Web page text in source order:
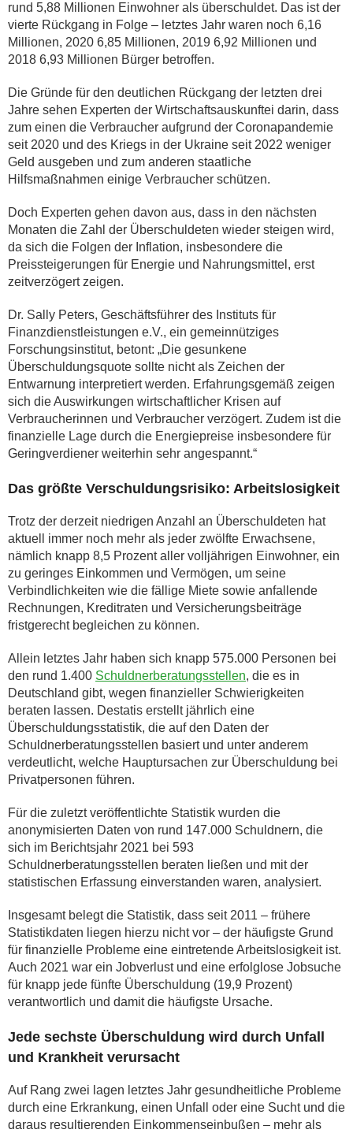
rund 5,88 Millionen Einwohner als überschuldet. Das ist der
vierte Rückgang in Folge – letztes Jahr waren noch 6,16
Millionen, 2020 6,85 Millionen, 2019 6,92 Millionen und
2018 6,93 Millionen Bürger betroffen.
Die Gründe für den deutlichen Rückgang der letzten drei
Jahre sehen Experten der Wirtschaftsauskunftei darin, dass
zum einen die Verbraucher aufgrund der Coronapandemie
seit 2020 und des Kriegs in der Ukraine seit 2022 weniger
Geld ausgeben und zum anderen staatliche
Hilfsmaßnahmen einige Verbraucher schützen.
Doch Experten gehen davon aus, dass in den nächsten
Monaten die Zahl der Überschuldeten wieder steigen wird,
da sich die Folgen der Inflation, insbesondere die
Preissteigerungen für Energie und Nahrungsmittel, erst
zeitverzögert zeigen.
Dr. Sally Peters, Geschäftsführer des Instituts für
Finanzdienstleistungen e.V., ein gemeinnütziges
Forschungsinstitut, betont: „Die gesunkene
Überschuldungsquote sollte nicht als Zeichen der
Entwarnung interpretiert werden. Erfahrungsgemäß zeigen
sich die Auswirkungen wirtschaftlicher Krisen auf
Verbraucherinnen und Verbraucher verzögert. Zudem ist die
finanzielle Lage durch die Energiepreise insbesondere für
Geringverdiener weiterhin sehr angespannt.“
Das größte Verschuldungsrisiko: Arbeitslosigkeit
Trotz der derzeit niedrigen Anzahl an Überschuldeten hat
aktuell immer noch mehr als jeder zwölfte Erwachsene,
nämlich knapp 8,5 Prozent aller volljährigen Einwohner, ein
zu geringes Einkommen und Vermögen, um seine
Verbindlichkeiten wie die fällige Miete sowie anfallende
Rechnungen, Kreditraten und Versicherungsbeiträge
fristgerecht begleichen zu können.
Allein letztes Jahr haben sich knapp 575.000 Personen bei
den rund 1.400 Schuldnerberatungsstellen, die es in
Deutschland gibt, wegen finanzieller Schwierigkeiten
beraten lassen. Destatis erstellt jährlich eine
Überschuldungsstatistik, die auf den Daten der
Schuldnerberatungsstellen basiert und unter anderem
verdeutlicht, welche Hauptursachen zur Überschuldung bei
Privatpersonen führen.
Für die zuletzt veröffentlichte Statistik wurden die
anonymisierten Daten von rund 147.000 Schuldnern, die
sich im Berichtsjahr 2021 bei 593
Schuldnerberatungsstellen beraten ließen und mit der
statistischen Erfassung einverstanden waren, analysiert.
Insgesamt belegt die Statistik, dass seit 2011 – frühere
Statistikdaten liegen hierzu nicht vor – der häufigste Grund
für finanzielle Probleme eine eintretende Arbeitslosigkeit ist.
Auch 2021 war ein Jobverlust und eine erfolglose Jobsuche
für knapp jede fünfte Überschuldung (19,9 Prozent)
verantwortlich und damit die häufigste Ursache.
Jede sechste Überschuldung wird durch Unfall
und Krankheit verursacht
Auf Rang zwei lagen letztes Jahr gesundheitliche Probleme
durch eine Erkrankung, einen Unfall oder eine Sucht und die
daraus resultierenden Einkommenseinbußen – mehr als